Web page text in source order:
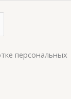
персональных